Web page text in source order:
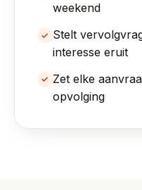
weekend
✓ Stelt
interesse eruit
✓ Zet elke
opvolging